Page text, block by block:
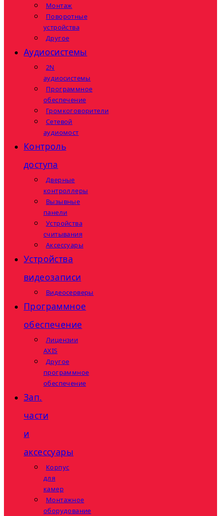
Монтаж
Поворотные
устройства
Другое
Аудиосистемы
2N
аудиосистемы
Программное
обеспечение
Громкоговорители
Сетевой
аудиомост
Контроль
доступа
Дверные
контроллеры
Вызывные
панели
Устройства
считывания
Аксессуары
Устройства
видеозаписи
Видеосерверы
Программное
обеспечение
Лицензии
AXIS
Другое
программное
обеспечение
Зап.
части
и
аксессуары
Корпус
для
камер
Монтажное
оборудование